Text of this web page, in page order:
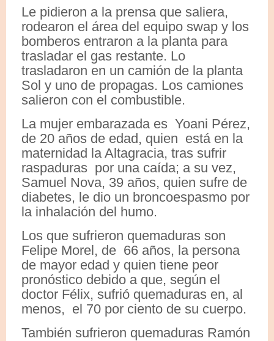
Le pidieron a la prensa que saliera,
rodearon el área del equipo swap y los
bomberos entraron a la planta para
trasladar el gas restante. Lo
trasladaron en un camión de la planta
Sol y uno de propagas. Los camiones
salieron con el combustible.
La mujer embarazada es Yoani Pérez,
de 20 años de edad, quien está en la
maternidad la Altagracia, tras sufrir
raspaduras por una caída; a su vez,
Samuel Nova, 39 años, quien sufre de
diabetes, le dio un broncoespasmo por
la inhalación del humo.
Los que sufrieron quemaduras son
Felipe Morel, de 66 años, la persona
de mayor edad y quien tiene peor
pronóstico debido a que, según el
doctor Félix, sufrió quemaduras en, al
menos, el 70 por ciento de su cuerpo.
También sufrieron quemaduras Ramón